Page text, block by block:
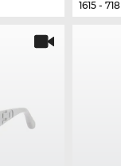
1615 - 718